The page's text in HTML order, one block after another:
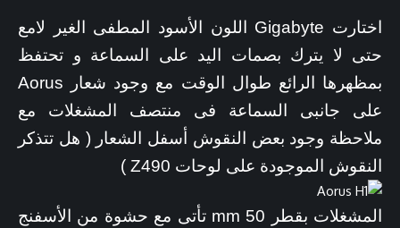
اختارت Gigabyte اللون الأسود المطفى الغير لامع
حتى لا يترك بصمات اليد على السماعة و تحتفظ
بمظهرها الرائع طوال الوقت مع وجود شعار Aorus
على جانبى السماعة فى منتصف المشغلات مع
ملاحظة وجود بعض النقوش أسفل الشعار ( هل تتذكر
النقوش الموجودة على لوحات Z490 )
المشغلات بقطر 50 mm تأتى مع حشوة من الأسفنج